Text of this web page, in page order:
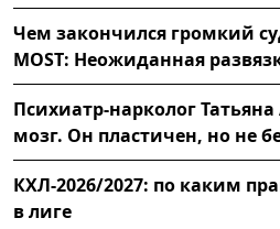
Чем закончился громкий
MOST: Неожиданная
Психиатр-нарколог Татьяна
мозг. Он пластичен, но не
КХЛ-2026/2027: по каким
в лиге